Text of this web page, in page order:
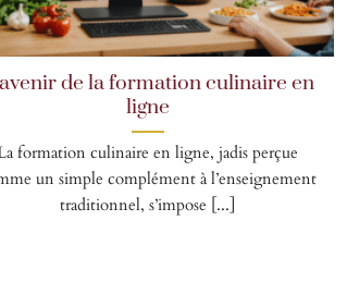
de la formation culinaire en
ligne
formation culinaire en ligne, jadis perçue
un simple complément à l’enseignement
traditionnel, s’impose [...]